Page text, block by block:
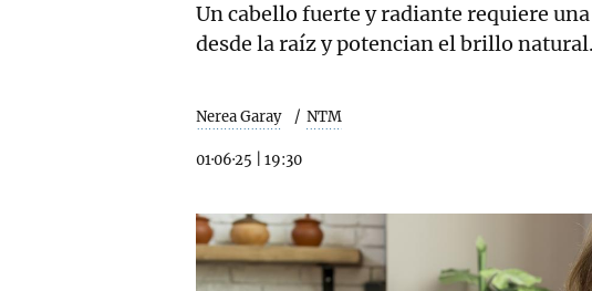
Un cabello fuerte y radiante requiere
desde la raíz y potencian el brillo
Nerea Garay NTM
01·06·25 19:30